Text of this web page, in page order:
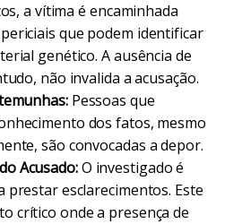
a vítima é encaminhada
que podem identificar
genético. A ausência de
não invalida a acusação.
Pessoas que
dos fatos, mesmo
são convocadas a depor.
Acusado:O investigado é
prestar esclarecimentos. Este
crítico onde a presença de